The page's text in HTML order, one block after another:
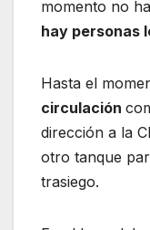
momento no
hay personas
Hasta el
circulación
dirección a la
otro tanque
trasiego.